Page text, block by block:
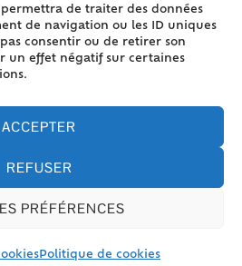
de traiter des données
de navigation ou les ID uniques
consentir ou de retirer son
un effet négatif sur certaines
ACCEPTER
REFUSER
PRÉFÉRENCES
Politique de cookies
Contact
Plan du site
légales
de cookies (UE)
& GRC/GRU)